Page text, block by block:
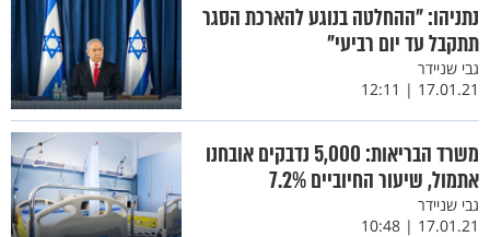
נתניהו: "ההחלטה בנוגע להארכת הסגר
תתקבל עד יום רביעי"
גבי שניידר
17.01.21 | 12:11
משרד הבריאות: 5,000 נדבקים אובחנו
אתמול, שיעור החיוביים 7.2%
גבי שניידר
17.01.21 | 10:48